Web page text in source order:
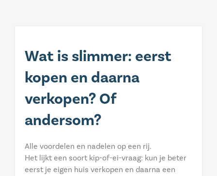
Wat is slimmer: eerst
kopen en daarna
verkopen? Of
andersom?
Alle voordelen en nadelen op een rij.
Het lijkt een soort kip-of-ei-vraag: kun je beter
eerst je eigen huis verkopen en daarna een